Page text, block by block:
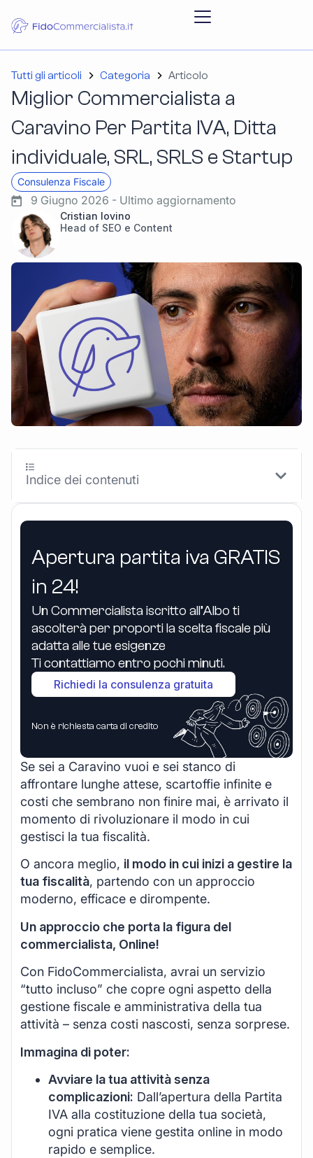
Tutti gli articoli Categoria Articolo
Miglior Commercialista a
Caravino Per Partita IVA, Ditta
individuale, SRL, SRLS e Startup
Consulenza Fiscale
9 Giugno 2026 - Ultimo aggiornamento
Cristian Iovino
Head of SEO e Content
Apertura partita iva GRATIS
in 24!
Un Commercialista iscritto all’Albo ti
ascolterà per proporti la scelta fiscale più
adatta alle tue esigenze
Ti contattiamo entro pochi minuti.
Richiedi la consulenza gratuita
Non è richiesta carta di credito
Se sei a Caravino vuoi e sei stanco di
affrontare lunghe attese, scartoffie infinite e
costi che sembrano non finire mai, è arrivato il
momento di rivoluzionare il modo in cui
gestisci la tua fiscalità.
O ancora meglio, il modo in cui inizi a gestire la
tua fiscalità, partendo con un approccio
moderno, efficace e dirompente.
Un approccio che porta la figura del
commercialista, Online!
Con FidoCommercialista, avrai un servizio
“tutto incluso” che copre ogni aspetto della
gestione fiscale e amministrativa della tua
attività – senza costi nascosti, senza sorprese.
Immagina di poter:
Avviare la tua attività senza
complicazioni: Dall’apertura della Partita
IVA alla costituzione della tua società,
ogni pratica viene gestita online in modo
rapido e semplice.
Indice dei contenuti